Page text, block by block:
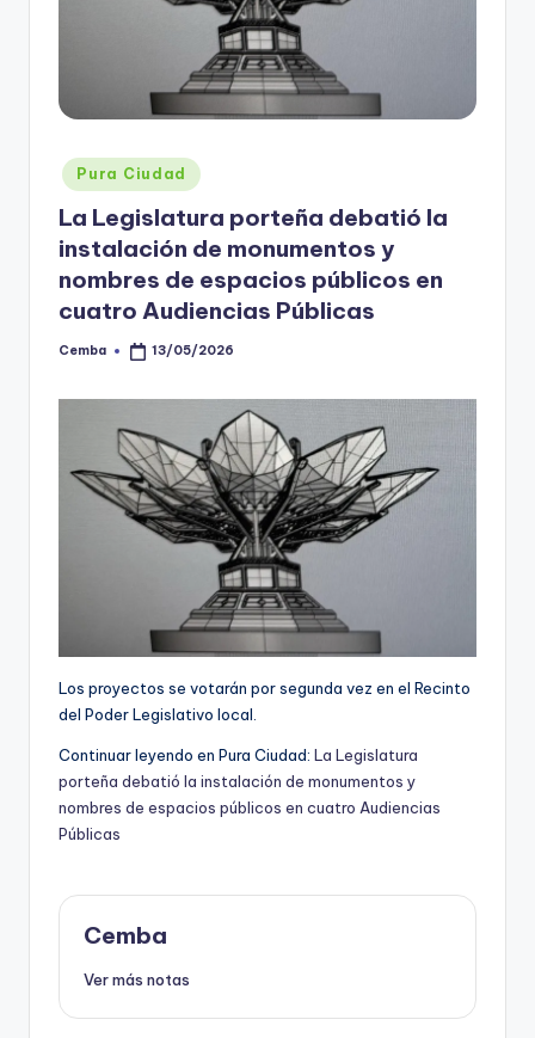
Posted
in
Pura Ciudad
La Legislatura porteña debatió la
instalación de monumentos y
nombres de espacios públicos en
cuatro Audiencias Públicas
Posted
Cemba 13/05/2026
Los proyectos se votarán por segunda vez en el Recinto
del Poder Legislativo local.
Continuar leyendo en Pura Ciudad: La Legislatura
porteña debatió la instalación de monumentos y
nombres de espacios públicos en cuatro Audiencias
Públicas
Cemba
Ver más notas